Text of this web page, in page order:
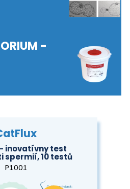
-
inovatívny test
spermií, 10 testů
P1001